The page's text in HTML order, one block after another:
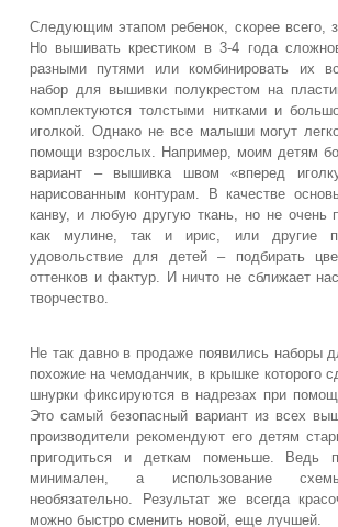
Следующим этапом ребенок, скорее всего,
Но вышивать крестиком в 3-4 года
разными путями или комбинировать их
набор для вышивки полукрестом на
комплектуются толстыми нитками и
иголкой. Однако не все малыши могут
помощи взрослых. Например, моим детям
вариант – вышивка швом «вперед
нарисованным контурам. В качестве
канву, и любую другую ткань, но не очень
как мулине, так и ирис, или другие
удовольствие для детей – подбирать
оттенков и фактур. И ничто не сближает
творчество.
Не так давно в продаже появились наборы
похожие на чемоданчик, в крышке которого
шнурки фиксируются в надрезах при
Это самый безопасный вариант из всех
производители рекомендуют его детям
пригодиться и деткам поменьше. Ведь
минимален, а использование
необязательно. Результат же всегда
можно быстро сменить новой, еще лучшей.